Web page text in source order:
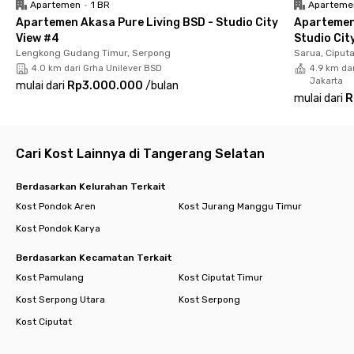
Apartemen • 1 BR
Apartemen Akasa Pure Living BSD - Studio City
View #4
Lengkong Gudang Timur, Serpong
4.0 km dari Grha Unilever BSD
mulai dari Rp3.000.000 /bulan
Studio
Sarua,
4.9 km
Jakarta
mulai dari
Cari Kost Lainnya di Tangerang Selatan
Berdasarkan Kelurahan Terkait
Kost Pondok Aren
Kost Jurang Manggu Timur
Kost Pondok Karya
Berdasarkan Kecamatan Terkait
Kost Pamulang
Kost Ciputat Timur
Kost Serpong Utara
Kost Serpong
Kost Ciputat